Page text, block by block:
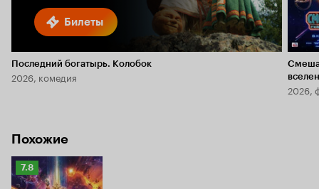
Билеты
Последний богатырь. Колобок
2026, комедия
2026,
Похожие
Рейтинг
Кинопоиска
7.8